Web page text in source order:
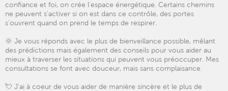
confiance et foi, on crée l'espace énergétique. Certains chemins
ne peuvent s'activer si on est dans ce contrôle, des portes
s'ouvrent quand on prend le temps de respirer.
🌞 Je vous réponds avec le plus de bienveillance possible, mêlant
des prédictions mais également des conseils pour vous aider au
mieux à traverser les situations qui peuvent vous préoccuper. Mes
consultations se font avec douceur, mais sans complaisance.
💘 J'ai à coeur de vous aider de manière sincère et le plus de